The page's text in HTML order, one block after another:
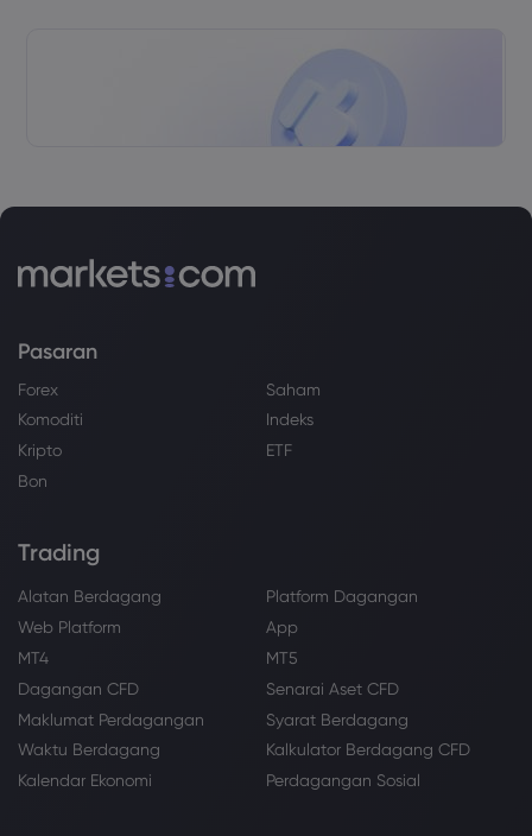
Pasaran
Forex
Saham
Komoditi
Indeks
Kripto
ETF
Bon
Trading
Alatan Berdagang
Platform Dagangan
Web Platform
App
MT4
MT5
Dagangan CFD
Senarai Aset CFD
Maklumat Perdagangan
Syarat Berdagang
Waktu Berdagang
Kalkulator Berdagang CFD
Kalendar Ekonomi
Perdagangan Sosial